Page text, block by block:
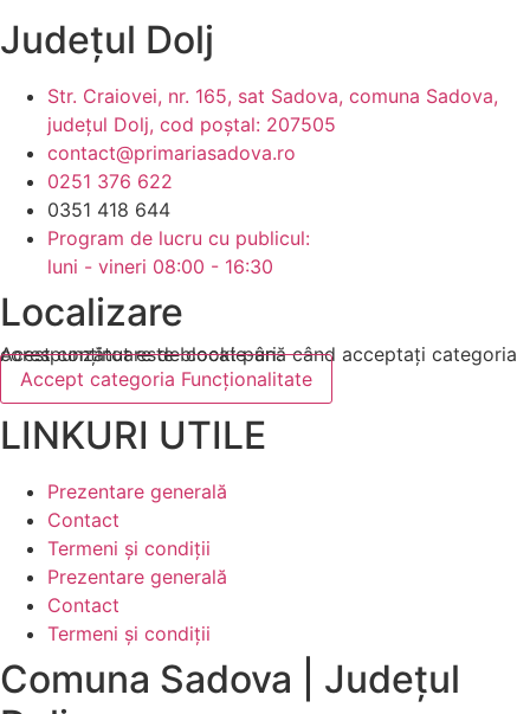
Județul Dolj
Str. Craiovei, nr. 165, sat Sadova, comuna Sadova,
județul Dolj, cod poștal: 207505
contact@primariasadova.ro
0251 376 622
0351 418 644
Program de lucru cu publicul:
luni - vineri 08:00 - 16:30
Localizare
Acest conținut este blocat până când acceptați categoria corespunzătoare de cookie-uri.
Accept categoria Funcționalitate
LINKURI UTILE
Prezentare generală
Contact
Termeni și condiții
Prezentare generală
Contact
Termeni și condiții
Comuna Sadova | Județul